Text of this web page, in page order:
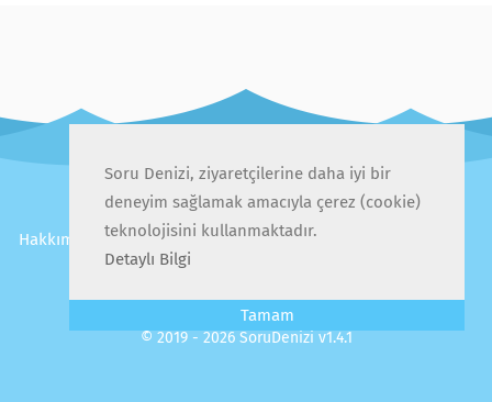
Hakkımızda İletişim Gizlilik Politikası
Kullanıcı Sözleşmesi
Sıkça Sorulan Sorular
© 2019 - 2026 SoruDenizi v1.4.1
Soru Denizi, ziyaretçilerine daha iyi bir
deneyim sağlamak amacıyla çerez (cookie)
teknolojisini kullanmaktadır.
Detaylı Bilgi
Tamam